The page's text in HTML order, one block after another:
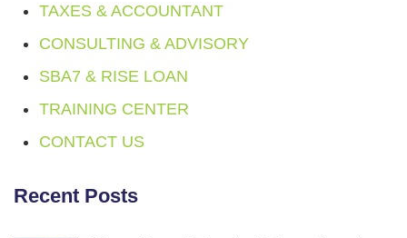
TAXES & ACCOUNTANT
CONSULTING & ADVISORY
SBA7 & RISE LOAN
TRAINING CENTER
CONTACT US
Recent Posts